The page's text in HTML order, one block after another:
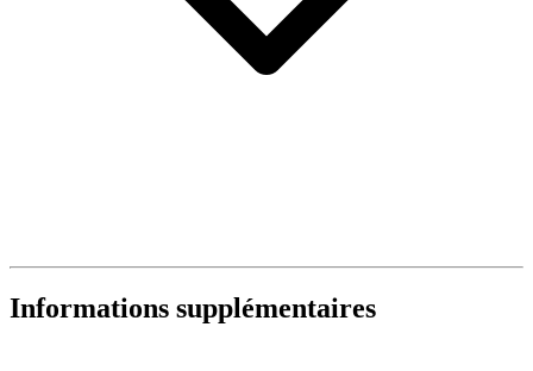
Informations supplémentaires